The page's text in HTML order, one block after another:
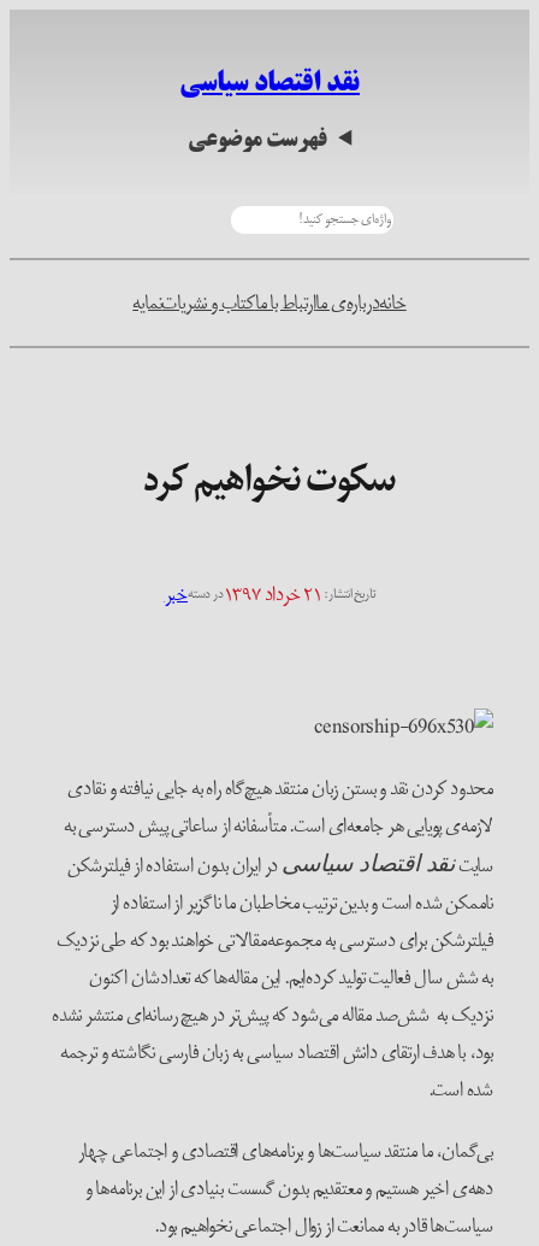
نقد اقتصاد سیاسی
فهرست موضوعی
خانهدرباره‌ی ماارتباط با ماکتاب و نشریاتنمایه
سکوت نخواهیم کرد
تاریخ انتشار: ۲۱ خرداد ۱۳۹۷ در دستهخبر
محدود کردن نقد و بستن زبان منتقد هیچ‌گاه راه به جایی نیافته و نقادی
لازمه‌ی پویایی هر جامعه‌ای است. متأسفانه از ساعاتی پیش دسترسی به
سایتنقد اقتصاد سیاسیدر ایران بدون استفاده از فیلترشکن
ناممکن شده است و بدین ترتیب مخاطبان ما ناگزیر از استفاده از
فیلترشکن برای دسترسی به مجموعه‌مقالاتی خواهند بود که طی نزدیک
به شش سال فعالیت تولید کرده‌ایم. این مقاله‌ها که تعدادشان اکنون
نزدیک به شش‌صد مقاله می‌شود که پیش‌تر در هیچ رسانه‌ای منتشر نشده
بود، با هدف ارتقای دانش اقتصاد سیاسی به زبان فارسی نگاشته و ترجمه
شده است.
بی‌گمان، ما منتقد سیاست‌ها و برنامه‌های اقتصادی و اجتماعی چهار
دهه‌ی اخیر هستیم و معتقدیم بدون گسست بنیادی از این برنامه‌ها و
سیاست‌ها قادر به ممانعت از زوال اجتماعی نخواهیم بود.